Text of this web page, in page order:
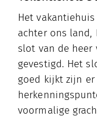
Het
achter ons land,
slot van de heer
gevestigd. Het
goed kijkt zijn
voormalige